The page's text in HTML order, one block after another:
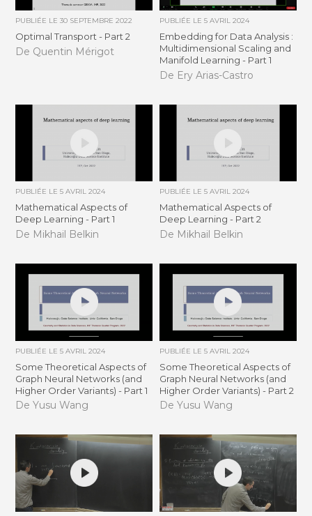
PUBLIÉE LE30 SEPTEMBRE 2022
Optimal Transport - Part 2
De Quentin Mérigot
PUBLIÉE LE 5 AVRIL 2024
Embedding for Data Analysis :
Multidimensional Scaling and
Manifold Learning - Part 1
De Ery Arias-Castro
PUBLIÉE LE5 AVRIL 2024
Mathematical Aspects of
Deep Learning - Part 1
De Mikhail Belkin
PUBLIÉE LE 5 AVRIL 2024
Mathematical Aspects of
Deep Learning - Part 2
De Mikhail Belkin
PUBLIÉE LE5 AVRIL 2024
Some Theoretical Aspects of
Graph Neural Networks (and
Higher Order Variants) - Part 1
De Yusu Wang
PUBLIÉE LE 5 AVRIL 2024
Some Theoretical Aspects of
Graph Neural Networks (and
Higher Order Variants) - Part 2
De Yusu Wang